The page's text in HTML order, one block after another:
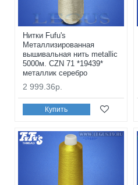
Нитки Fufu's
Металлизированная
вышивальная нить metallic
5000м. CZN 71 *19439*
металлик серебро
2 999.36р.
Купить